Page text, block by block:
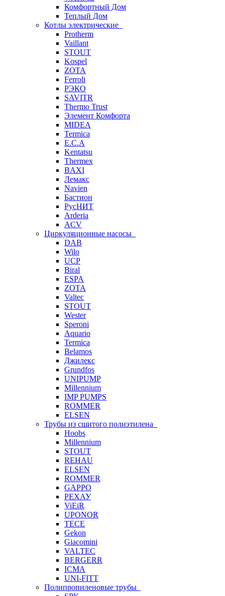
Комфортный Дом
Теплый Дом
Котлы электрические
Protherm
Vaillant
STOUT
Kospel
ZOTA
Ferroli
РЭКО
SAVITR
Thermo Trust
Элемент Комфорта
MIDEA
Termica
E.C.A
Kentatsu
Thermex
BAXI
Лемакс
Navien
Бастион
РусНИТ
Arderia
ACV
Циркуляционные насосы
DAB
Wilo
UCP
Biral
ESPA
ZOTA
Valtec
STOUT
Wester
Speroni
Aquario
Termica
Belamos
Джилекс
Grundfos
UNIPUMP
Millennium
IMP PUMPS
ROMMER
ELSEN
Трубы из сшитого полиэтилена
Hoobs
Millennium
STOUT
REHAU
ELSEN
ROMMER
GAPPO
РЕХАУ
ViEiR
UPONOR
TECE
Gekon
Giacomini
VALTEC
BERGERR
ICMA
UNI-FITT
Полипропиленовые трубы